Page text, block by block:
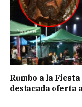
Rumbo a la
destacada oferta